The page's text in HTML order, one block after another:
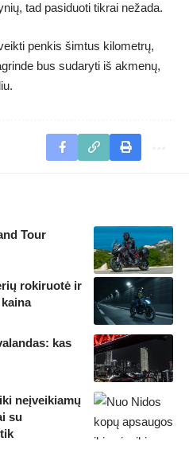
tad pasiduoti tikrai nežada.
penkis šimtus kilometrų,
bus sudaryti iš akmenų,
Tour
rokiruotė ir
kas
neįveikiamų
su